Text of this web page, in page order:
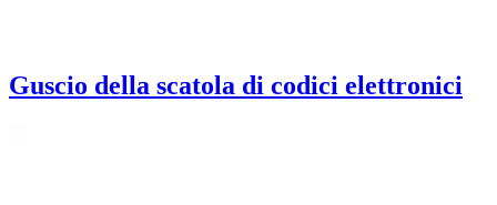
Guscio della scatola di codici elettronici